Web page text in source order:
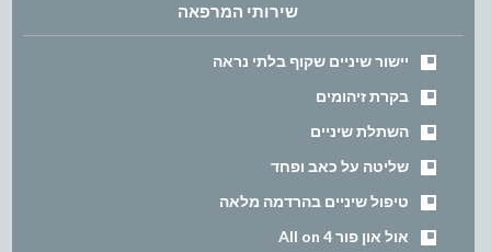
שירותי המרפאה
יישור שיניים שקוף בלתי נראה
בקרת זיהומים
השתלת שיניים
שליטה על כאב ופחד
טיפול שיניים בהרדמה מלאה
אול און פור All on 4